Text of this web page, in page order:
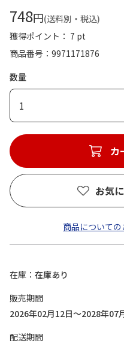
748円(送料別・税込)
獲得ポイント： 7 pt
商品番号
9971171876
数量
1
カ
お気
商品について
在庫
在庫あり
販売期間
2026年02月12日～2028年07
配送期間